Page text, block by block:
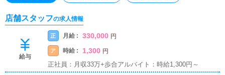
店舗スタッフの求人情報
給与
正 月給 : 330,000 円
ア 時給 : 1,300 円
正社員：月収33万+歩合アルバイト：時給1,300円～